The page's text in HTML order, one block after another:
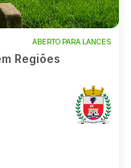
ABERTO PARA LANCES
Regiões